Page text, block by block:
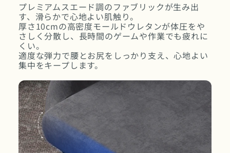
プレミアムスエード調のファブリックが生み出
す、滑らかで心地よい肌触り。
厚さ10cmの高密度モールドウレタンが体圧をや
さしく分散し、長時間のゲームや作業でも疲れに
くい。
適度な弾力で腰とお尻をしっかり支え、心地よい
集中をキープします。